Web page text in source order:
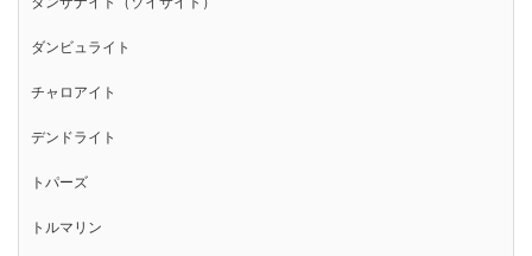
ダンビュライト
チャロアイト
デンドライト
トパーズ
トルマリン